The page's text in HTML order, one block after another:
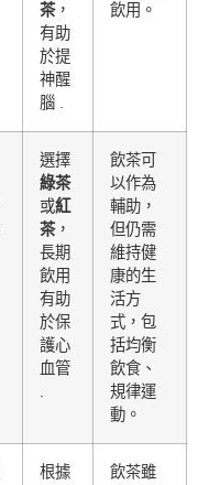
茶，
有助
於提
神醒
腦 .
飲用。
選擇
綠茶
或紅
茶，
長期
飲用
有助
於保
護心
血管
.
飲茶可
以作為
輔助，
但仍需
維持健
康的生
活方
式，包
括均衡
飲食、
規律運
動。
根據
飲茶雖